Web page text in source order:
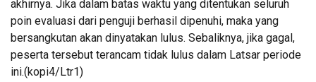
akhirnya. Jika dalam batas waktu yang ditentukan seluruh
poin evaluasi dari penguji berhasil dipenuhi, maka yang
bersangkutan akan dinyatakan lulus. Sebaliknya, jika gagal,
peserta tersebut terancam tidak lulus dalam Latsar periode
ini.(kopi4/Ltr1)